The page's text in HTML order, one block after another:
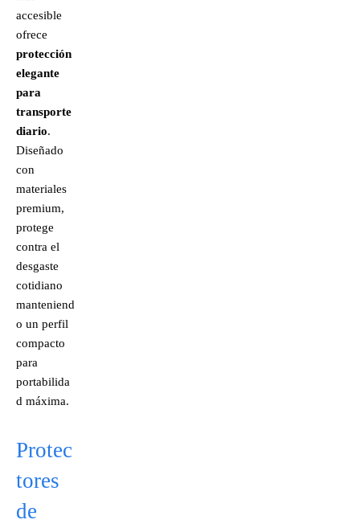
accesible
ofrece
protección
elegante
para
transporte
diario.
Diseñado
con
materiales
premium,
protege
contra el
desgaste
cotidiano
manteniend
o un perfil
compacto
para
portabilida
d máxima.
Protec
tores
de